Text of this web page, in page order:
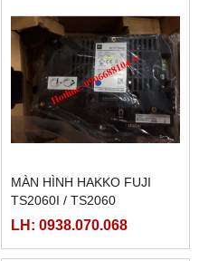
MÀN HÌNH HAKKO FUJI
TS2060I / TS2060
LH: 0938.070.068